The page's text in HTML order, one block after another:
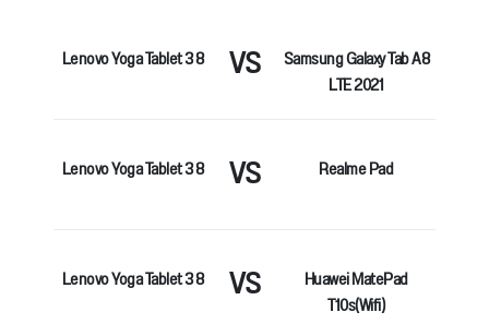
Lenovo Yoga Tablet 3 8 VS Samsung Galaxy Tab A8
LTE 2021
Lenovo Yoga Tablet 3 8 VS Realme Pad
Lenovo Yoga Tablet 3 8 VS Huawei MatePad
T10s(Wifi)